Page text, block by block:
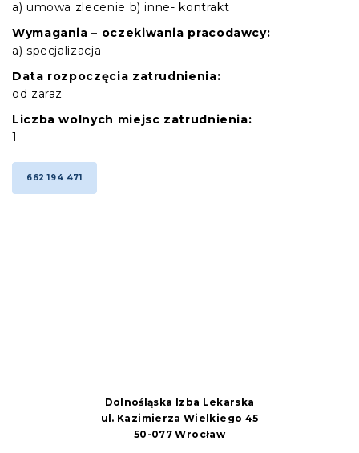
a) umowa zlecenie b) inne- kontrakt
Wymagania – oczekiwania pracodawcy:
a) specjalizacja
Data rozpoczęcia zatrudnienia:
od zaraz
Liczba wolnych miejsc zatrudnienia:
1
662 194 471
Dolnośląska Izba Lekarska
ul. Kazimierza Wielkiego 45
50-077 Wrocław